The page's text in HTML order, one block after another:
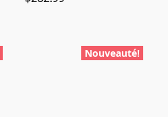
Nouveauté!